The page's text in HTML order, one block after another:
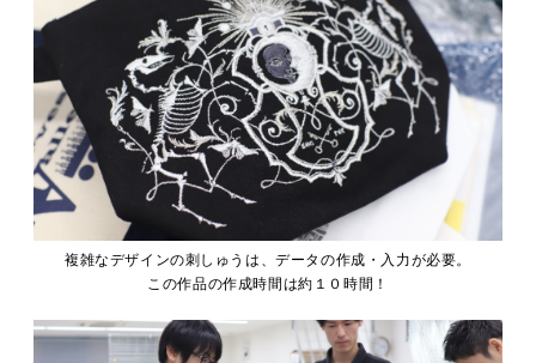
複雑なデザインの刺しゅうは、データの作成・入力が必要。
この作品の作成時間は約１０時間！